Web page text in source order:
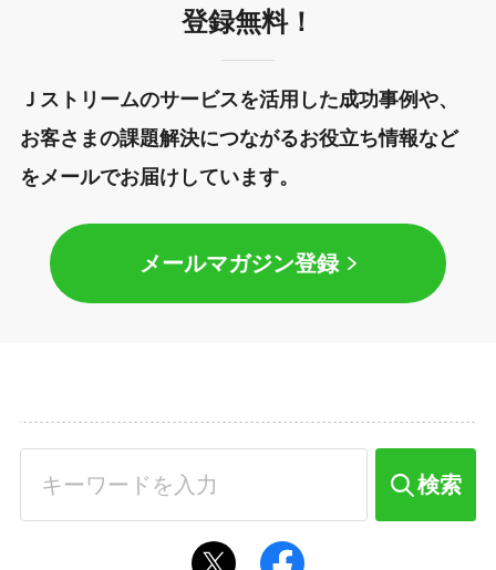
登録無料！
Ｊストリームのサービスを活用した成功事例や、
お客さまの課題解決につながるお役立ち情報など
をメールでお届けしています。
メールマガジン登録
検索